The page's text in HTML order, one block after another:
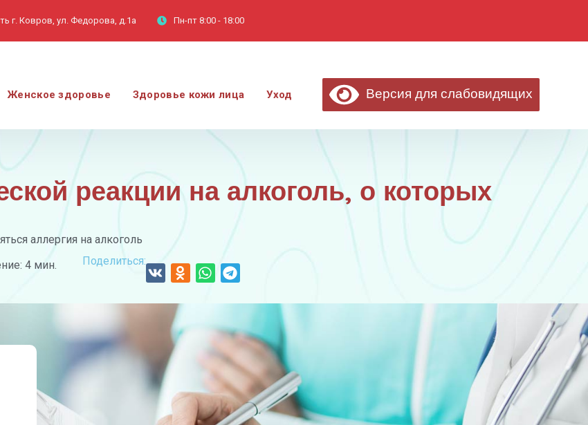
г. Ковров, ул. Федорова, д.1а Пн-пт 8:00 - 18:00
Женское здоровье Здоровье кожи лица Уход Версия для слабовидящих
реакции на алкоголь, о которых
аллергия на алкоголь
4 мин. Поделиться: